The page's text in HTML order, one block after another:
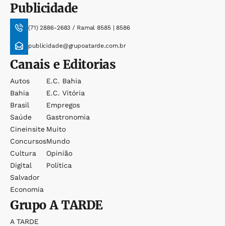
Publicidade
(71) 2886-2683 / Ramal 8585 | 8586
publicidade@grupoatarde.com.br
Canais e Editorias
Autos
Bahia
Brasil
Saúde
Cineinsite
Concursos
Cultura
Digital
Salvador
Economia
E.c. Bahia
E.c. Vitória
Empregos
Gastronomia
Muito
Mundo
Opinião
Política
GrupoA TARDE
A TARDE